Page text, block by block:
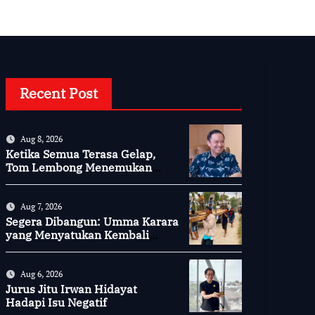
Recent Post
Aug 8, 2026
Ketika Semua Terasa Gelap,
Tom Lembong Menemukan
Aug 7, 2026
Segera Dibangun: Umma Karara
yang Menyatukan Kembali
Aug 6, 2026
Jurus Jitu Irwan Hidayat
Hadapi Isu Negatif